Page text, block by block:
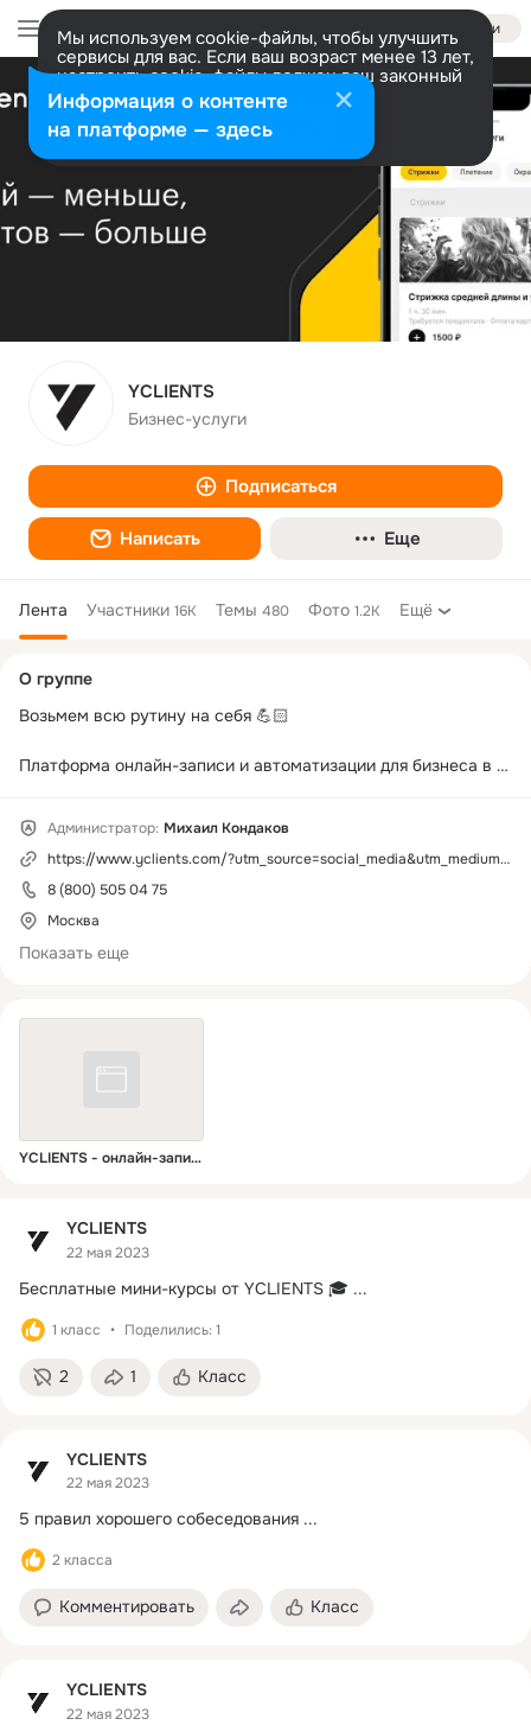
Войти
Мы используем cookie-файлы, чтобы улучшить
сервисы для вас. Если ваш возраст менее 13 лет,
настроить cookie-файлы должен ваш законный
представитель. Больше информации
Разрешить все Настроить
YCLIENTS
Бизнес-услуги
Подписаться
Написать Еще
Лента Участники 16K Темы 480 Фото 1.2K Ещё
YCLIENTS - онлайн-запись
YCLIENTS
22 мая 2023
Бесплатные мини-курсы от YCLIENTS 🎓 ...
1 класс Поделились: 1
2 1 Класс
YCLIENTS
22 мая 2023
5 правил хорошего собеседования ...
2 класса
Комментировать Класс
YCLIENTS
22 мая 2023
колонка
О группе
Возьмем всю рутину на себя 💪🏻
Платформа онлайн-записи и автоматизации для бизнеса в
Бесплатно внедрим сервис и научим работать в нем.
Отвечаем на ваши вопросы 24/7.
http://www.yclients.com/onboarding/first?
e
Задайте вопрос о сервисе:
Администратор: Михаил Кондаков
https://www.yclients.com/?utm_source=social_media&utm_medium=ok&utm_campaign=profile
8 (800) 505 04 75
Москва
Показать еще
Информация о контенте
на платформе — здесь